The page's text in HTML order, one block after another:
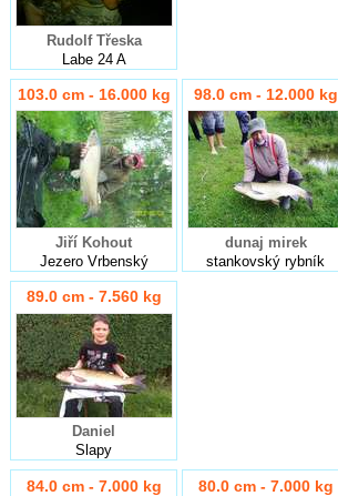
Rudolf Třeska
Labe 24 A
103.0 cm - 16.000 kg
Jiří Kohout
Jezero Vrbenský
98.0 cm - 12.000 kg
dunaj mirek
stankovský rybník
89.0 cm - 7.560 kg
Daniel
Slapy
84.0 cm - 7.000 kg 80.0 cm - 7.000 kg